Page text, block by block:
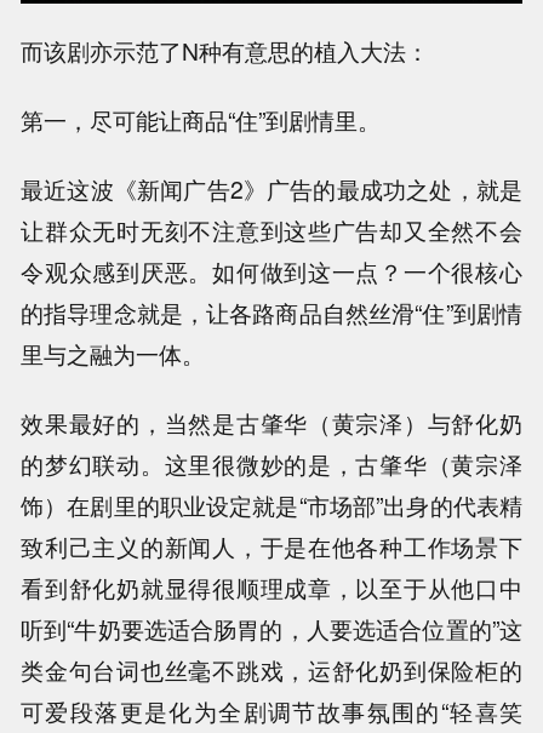
而该剧亦示范了N种有意思的植入大法：
第一，尽可能让商品“住”到剧情里。
最近这波《新闻广告2》广告的最成功之处，就是
让群众无时无刻不注意到这些广告却又全然不会
令观众感到厌恶。如何做到这一点？一个很核心
的指导理念就是，让各路商品自然丝滑“住”到剧情
里与之融为一体。
效果最好的，当然是古肇华（黄宗泽）与舒化奶
的梦幻联动。这里很微妙的是，古肇华（黄宗泽
饰）在剧里的职业设定就是“市场部”出身的代表精
致利己主义的新闻人，于是在他各种工作场景下
看到舒化奶就显得很顺理成章，以至于从他口中
听到“牛奶要选适合肠胃的，人要选适合位置的”这
类金句台词也丝毫不跳戏，运舒化奶到保险柜的
可爱段落更是化为全剧调节故事氛围的“轻喜笑